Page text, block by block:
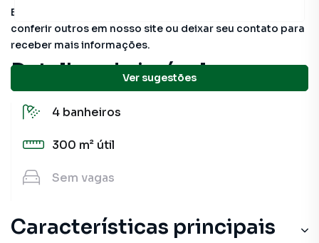
Este imóvel não está mais disponível, mas você pode
conferir outros em nosso site ou deixar seu contato para
receber mais informações.
Ver sugestões
Detalhes do imóvel
4 banheiros
300 m² útil
Sem vagas
Características principais